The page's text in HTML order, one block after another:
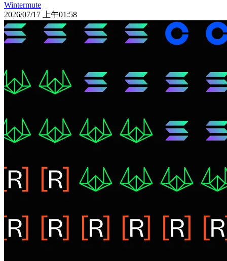
Wintermute
2026/07/17 上午01:58